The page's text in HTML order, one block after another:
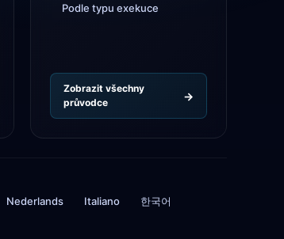
Podle typu exekuce
Zobrazit všechny
průvodce
Nederlands Italiano 한국어